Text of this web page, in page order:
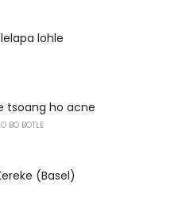
lohle
tsoang ho acne
BO BOTLE
(Basel)